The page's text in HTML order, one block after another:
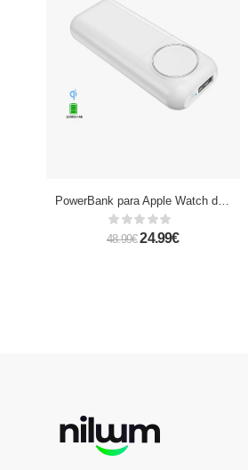
PowerBank para Apple Watch de 10.000mAh salida USB 1A
48.99€ 24.99€